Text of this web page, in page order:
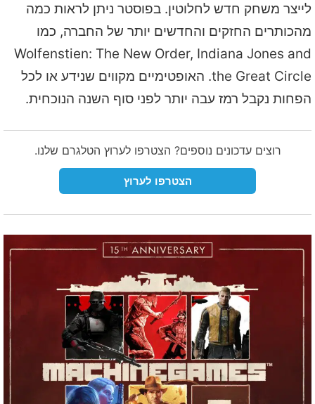
לייצר משחק חדש לחלוטין. בפוסטר ניתן לראות כמה
מהכותרים החזקים והחדשים יותר של החברה, כמו
Wolfenstien: The New Order, Indiana Jones and
the Great Circle. האופטימיים מקווים שנידע או לכל
הפחות נקבל רמז עבה יותר לפני סוף השנה הנוכחית.
רוצים עדכונים נוספים? הצטרפו לערוץ הטלגרם שלנו.
הצטרפו לערוץ